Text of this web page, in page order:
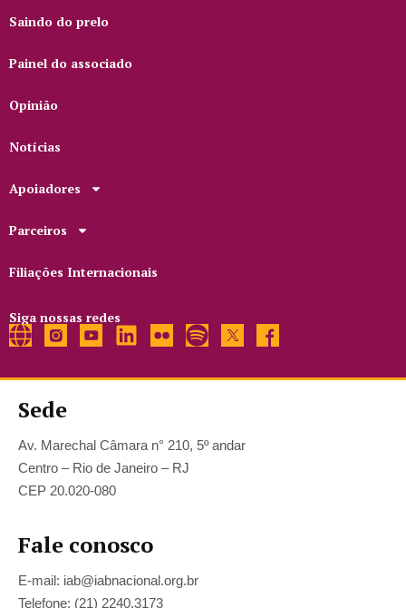
Saindo do prelo
Painel do associado
Opinião
Notícias
Apoiadores
Parceiros
Filiações Internacionais
Siga nossas redes
Sede
Av. Marechal Câmara n° 210, 5º andar
Centro – Rio de Janeiro – RJ
CEP 20.020-080
Fale conosco
E-mail: iab@iabnacional.org.br
Telefone: (21) 2240.3173